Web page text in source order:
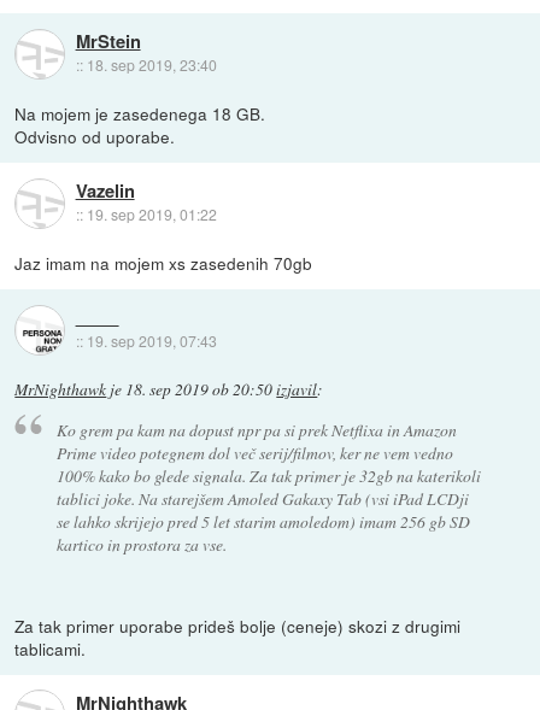
MrStein
:: 18. sep 2019, 23:40
Na mojem je zasedenega 18 GB.
Odvisno od uporabe.
Vazelin
:: 19. sep 2019, 01:22
Jaz imam na mojem xs zasedenih 70gb
:: 19. sep 2019, 07:43
MrNighthawk je 18. sep 2019 ob 20:50izjavil:
Ko grem pa kam na dopust npr pa si prek Netflixa in Amazon
Prime video potegnem dol več serij/filmov, ker ne vem vedno
100% kako bo glede signala. Za tak primer je 32gb na katerikoli
tablici joke. Na starejšem Amoled Gakaxy Tab (vsi iPad LCDji
se lahko skrijejo pred 5 let starim amoledom) imam 256 gb SD
kartico in prostora za vse.
Za tak primer uporabe prideš bolje (ceneje) skozi z drugimi
tablicami.
MrNighthawk